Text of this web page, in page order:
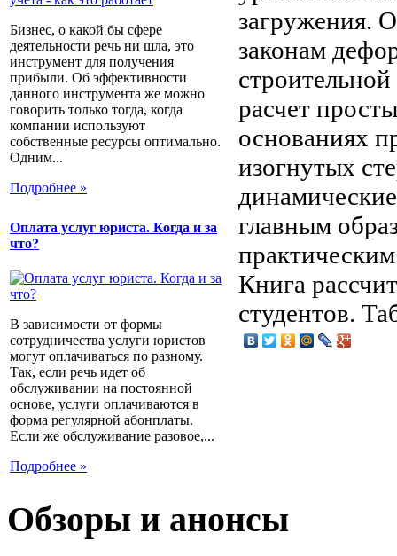
Бизнес, о какой бы сфере
деятельности речь ни шла, это
инструмент для получения
прибыли. Об эффективности
данного инструмента же можно
говорить только тогда, когда
компании используют
собственные ресурсы оптимально.
Одним...
Подробнее »
Оплата услуг юриста. Когда и за
что?
В зависимости от формы
сотрудничества услуги юристов
могут оплачиваться по разному.
Так, если речь идет об
обслуживании на постоянной
основе, услуги оплачиваются в
форма регулярной абонплаты.
Если же обслуживание разовое,...
Подробнее »
загружения.
законам
расчет
основаниях
изогнутых
главным
Книга
студентов.
Обзоры и анонсы